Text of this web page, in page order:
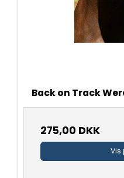
Back on Track
275,00 DKK
Vis